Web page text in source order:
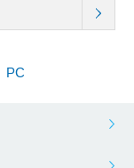
PC